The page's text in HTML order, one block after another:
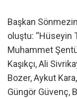
Başkan
oluştu: “Hüseyin
Muhammet
Kaşıkçı, Ali
Bozer, Aykut
Güngör Güvenç,